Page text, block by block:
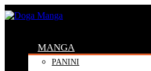
MANGA
PANINI